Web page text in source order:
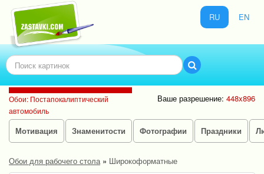
RU EN
Обои: Постапокалиптический
автомобиль
Ваше разрешение: 448x896
Мотивация Знаменитости Фотографии Праздники
Обои для рабочего стола» Широкоформатные